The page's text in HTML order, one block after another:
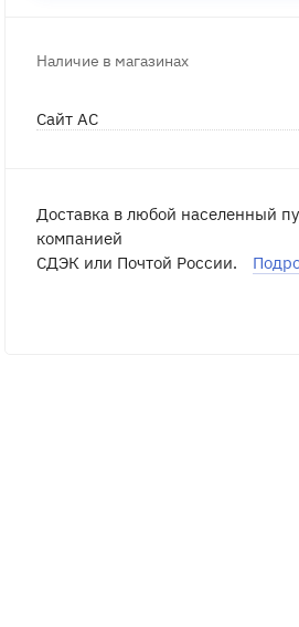
Наличие в магазинах
Сайт АС
Доставка в любой населенный
компанией
СДЭК или Почтой России.